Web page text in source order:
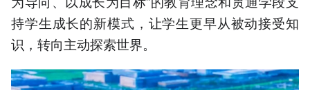
持学生成长的新模式，让学生更早从被动接受知
识，转向主动探索世界。